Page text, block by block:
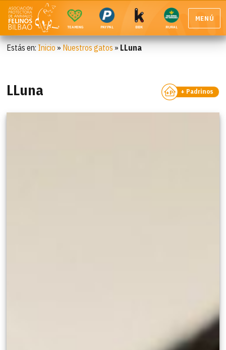
TEAMING PAYPAL BBK RURAL
MENÚ
Estás en: Inicio » Nuestros gatos » LLuna
LLuna + Padrinos
+P